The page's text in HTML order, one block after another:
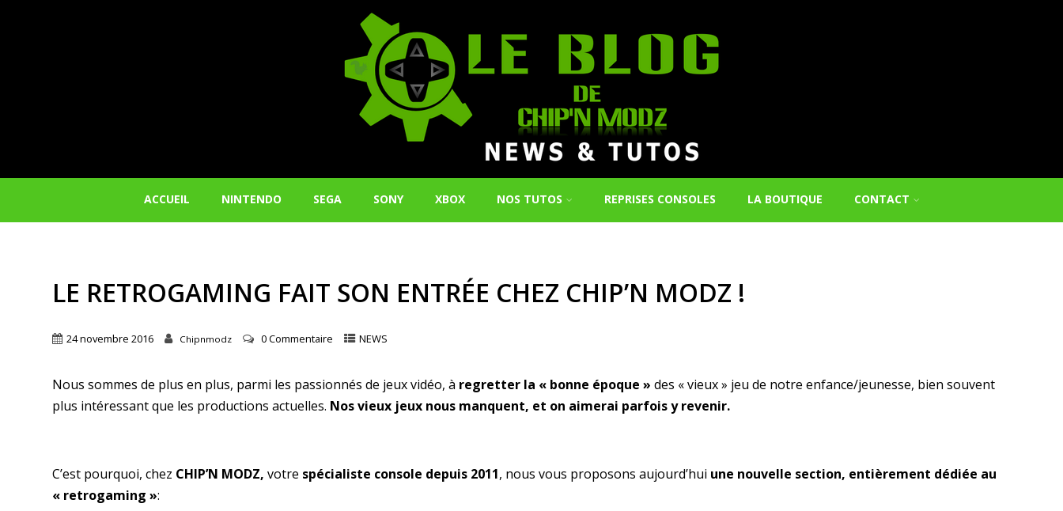
ACCUEIL NINTENDO SEGA SONY XBOX NOS TUTOS REPRISES CONSOLES LA BOUTIQUE CONTACT
LE RETROGAMING FAIT SON ENTRÉE CHEZ CHIP’N MODZ !
24 novembre 2016 Chipnmodz 0 Commentaire NEWS
Nous sommes de plus en plus, parmi les passionnés de jeux vidéo, à regretter la « bonne époque » des « vieux » jeu de notre enfance/jeunesse, bien souvent
plus intéressant que les productions actuelles. Nos vieux jeux nous manquent, et on aimerai parfois y revenir.
C’est pourquoi, chez CHIP’N MODZ, votre spécialiste console depuis 2011, nous vous proposons aujourd’hui une nouvelle section, entièrement dédiée au
« retrogaming »: